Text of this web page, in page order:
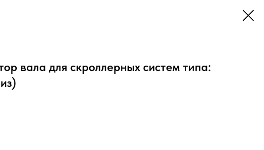
вала для скроллерных систем типа: